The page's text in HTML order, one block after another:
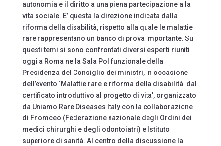
autonomia e il diritto a una piena partecipazione alla
vita sociale. E’ questa la direzione indicata dalla
riforma della disabilità, rispetto alla quale le malattie
rare rappresentano un banco di prova importante. Su
questi temi si sono confrontati diversi esperti riuniti
oggi a Roma nella Sala Polifunzionale della
Presidenza del Consiglio dei ministri, in occasione
dell’evento ‘Malattie rare e riforma della disabilità: dal
certificato introduttivo al progetto di vita’, organizzato
da Uniamo Rare Diseases Italy con la collaborazione
di Fnomceo (Federazione nazionale degli Ordini dei
medici chirurghi e degli odontoiatri) e Istituto
superiore di sanità. Al centro della discussione la